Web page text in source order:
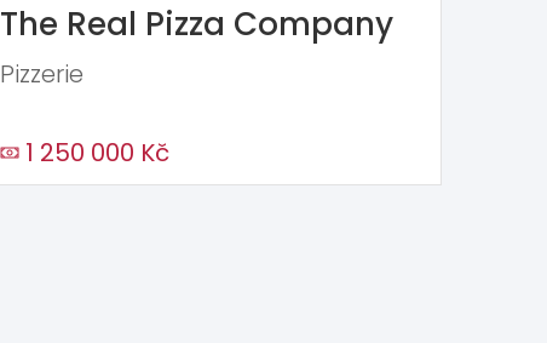
The Real Pizza Company
Pizzerie
1 250 000 Kč